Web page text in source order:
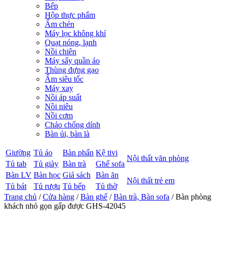
Bếp
Hộp thực phẩm
Ấm chén
Máy lọc không khí
Quạt nóng, lạnh
Nồi chiên
Máy sấy quần áo
Thùng đựng gạo
Ấm siêu tốc
Máy xay
Nồi áp suất
Nồi niêu
Nồi cơm
Chảo chống dính
Bàn ủi, bàn là
Giường Tủ áo Bàn phấn Kệ tivi
Nội thất văn phòng
Tủ tab Tủ giày Bàn trà
Ghế sofa
Bàn LV Bàn học Giá sách Bàn ăn
Nội thất trẻ em
Tủ bát Tủ rượu Tủ bếp
Tủ thờ
Trang chủ /Cửa hàng /Bàn ghế /Bàn trà, Bàn sofa / Bàn phòng
khách nhỏ gọn gấp được GHS-42045